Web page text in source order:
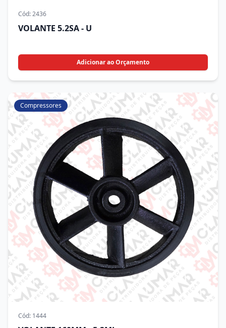
Cód:2436
VOLANTE 5.2SA - U
Adicionar ao Orçamento
Compressores
Cód: 1444